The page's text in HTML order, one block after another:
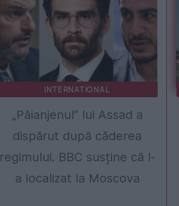
INTERNATIONAL
„Păianjenul” lui Assad a
dispărut după căderea
regimului. BBC susține că l-
a localizat la Moscova